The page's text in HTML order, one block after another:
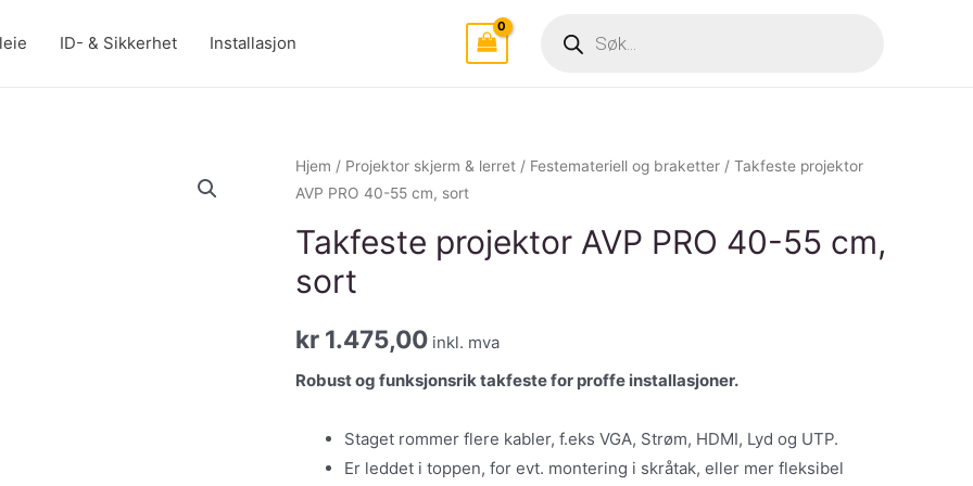
ID- & Sikkerhet Installasjon search
Hjem / Projektor skjerm & lerret / Festemateriell og braketter / Takfeste projektor
AVP PRO 40-55 cm, sort
Takfeste projektor AVP PRO 40-55 cm,
sort
kr 1.475,00 inkl. mva
Robust og funksjonsrik takfeste for proffe installasjoner.
Staget rommer flere kabler, f.eks VGA, Strøm, HDMI, Lyd og UTP.
Er leddet i toppen, for evt. montering i skråtak, eller mer fleksibel